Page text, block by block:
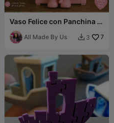
Vaso Felice con Panchina e
Gattino che Dorme
All Made By Us  3 7